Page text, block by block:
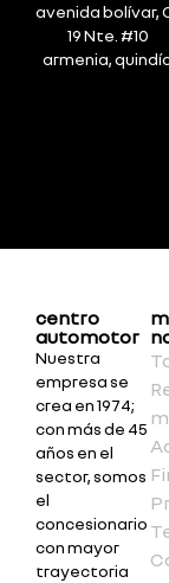
avenida bolívar,
19 Nte. #10
armenia,
centro
automotor
Nuestra
empresa se
crea en 1974;
con más de 45
años en el
sector, somos
el
concesionario
con mayor
trayectoria